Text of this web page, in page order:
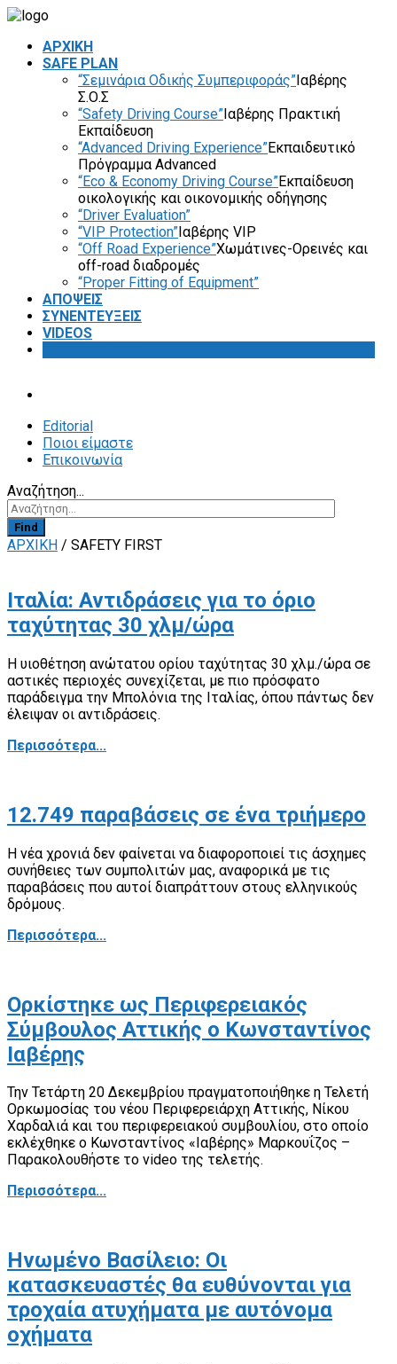
ΑΡΧΙΚΗ
SAFE PLAN
“Σεμινάρια Οδικής Συμπεριφοράς”Ιαβέρης
Σ.Ο.Σ
“Safety Driving Course”Ιαβέρης Πρακτική
Εκπαίδευση
“Advanced Driving Experience”Εκπαιδευτικό
Πρόγραμμα Advanced
“Eco & Economy Driving Course”Εκπαίδευση
οικολογικής και οικονομικής οδήγησης
“Driver Evaluation”
“VIP Protection”Ιαβέρης VIP
“Off Road Experience”Χωμάτινες-Ορεινές και
off-road διαδρομές
“Proper Fitting of Equipment”
ΑΠΟΨΕΙΣ
ΣΥΝΕΝΤΕΥΞΕΙΣ
VIDEOS
Editorial
Ποιοι είμαστε
Επικοινωνία
Αναζήτηση...
Find
ΑΡΧΙΚΗ / SAFETY FIRST
Ιταλία: Αντιδράσεις για το όριο
ταχύτητας 30 χλμ/ώρα
Η υιοθέτηση ανώτατου ορίου ταχύτητας 30 χλμ./ώρα σε
αστικές περιοχές συνεχίζεται, με πιο πρόσφατο
παράδειγμα την Μπολόνια της Ιταλίας, όπου πάντως δεν
έλειψαν οι αντιδράσεις.
Περισσότερα...
12.749 παραβάσεις σε ένα τριήμερο
Η νέα χρονιά δεν φαίνεται να διαφοροποιεί τις άσχημες
συνήθειες των συμπολιτών μας, αναφορικά με τις
παραβάσεις που αυτοί διαπράττουν στους ελληνικούς
δρόμους.
Περισσότερα...
Ορκίστηκε ως Περιφερειακός
Σύμβουλος Αττικής ο Κωνσταντίνος
Ιαβέρης
Την Τετάρτη 20 Δεκεμβρίου πραγματοποιήθηκε η Τελετή
Ορκωμοσίας του νέου Περιφερειάρχη Αττικής, Νίκου
Χαρδαλιά και του περιφερειακού συμβουλίου, στο οποίο
εκλέχθηκε ο Κωνσταντίνος «Ιαβέρης» Μαρκουΐζος –
Παρακολουθήστε το video της τελετής.
Περισσότερα...
Ηνωμένο Βασίλειο: Οι
κατασκευαστές θα ευθύνονται για
τροχαία ατυχήματα με αυτόνομα
οχήματα